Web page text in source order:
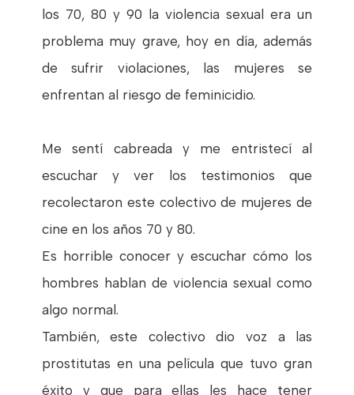
los 70, 80 y 90 la violencia sexual era un
problema muy grave, hoy en día, además
de sufrir violaciones, las mujeres se
enfrentan al riesgo de feminicidio.
Me sentí cabreada y me entristecí al
escuchar y ver los testimonios que
recolectaron este colectivo de mujeres de
cine en los años 70 y 80.
Es horrible conocer y escuchar cómo los
hombres hablan de violencia sexual como
algo normal.
También, este colectivo dio voz a las
prostitutas en una película que tuvo gran
éxito y que para ellas les hace tener